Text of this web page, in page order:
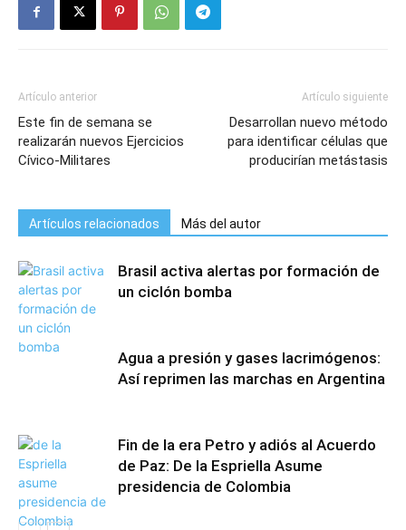
Artículo anterior
Este fin de semana se
realizarán nuevos Ejercicios
Cívico-Militares
Artículo siguiente
Desarrollan nuevo método
para identificar células que
producirían metástasis
Artículos relacionados Más del autor
Brasil activa alertas por formación de
un ciclón bomba
Agua a presión y gases lacrimógenos:
Así reprimen las marchas en Argentina
Fin de la era Petro y adiós al Acuerdo
de Paz: De la Espriella Asume
presidencia de Colombia